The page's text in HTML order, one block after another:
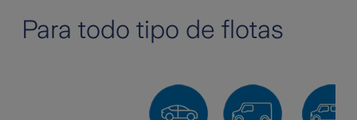
Para todo tipo de flotas